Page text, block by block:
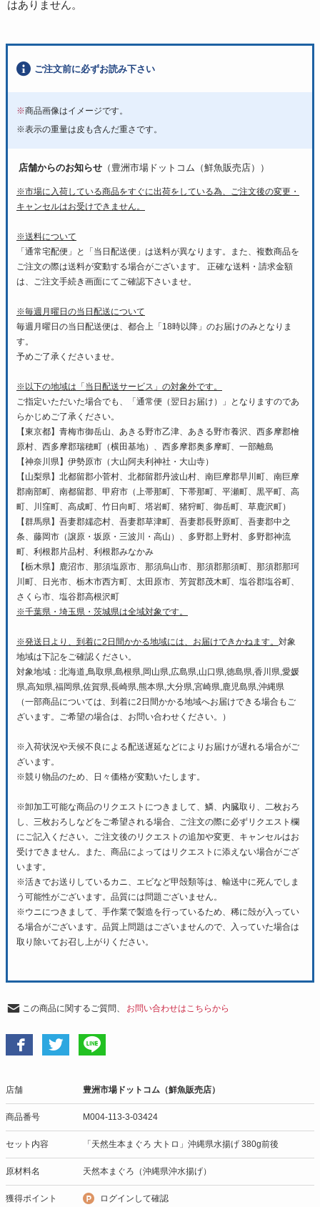
はありません。
ご注文前に必ずお読み下さい
※商品画像はイメージです。
※表示の重量は皮も含んだ重さです。
店舗からのお知らせ （豊洲市場ドットコム（鮮魚販売店））
※市場に入荷している商品をすぐに出荷をしている為、ご注文後の変更・
キャンセルはお受けできません。
※送料について
「通常宅配便」と「当日配送便」は送料が異なります。また、複数商品を
ご注文の際は送料が変動する場合がございます。 正確な送料・請求金額
は、ご注文手続き画面にてご確認下さいませ。
※毎週月曜日の当日配送について
毎週月曜日の当日配送便は、都合上「18時以降」のお届けのみとなりま
す。
予めご了承くださいませ。
※以下の地域は「当日配送サービス」の対象外です。
ご指定いただいた場合でも、「通常便（翌日お届け）」となりますのであ
らかじめご了承ください。
【東京都】青梅市御岳山、あきる野市乙津、あきる野市養沢、西多摩郡檜
原村、西多摩郡瑞穂町（横田基地）、西多摩郡奥多摩町、一部離島
【神奈川県】伊勢原市（大山阿夫利神社・大山寺）
【山梨県】北都留郡小菅村、北都留郡丹波山村、南巨摩郡早川町、南巨摩
郡南部町、南都留郡、甲府市（上帯那町、下帯那町、平瀬町、黒平町、高
町、川窪町、高成町、竹日向町、塔岩町、猪狩町、御岳町、草鹿沢町）
【群馬県】吾妻郡嬬恋村、吾妻郡草津町、吾妻郡長野原町、吾妻郡中之
条、藤岡市（譲原・坂原・三波川・高山）、多野郡上野村、多野郡神流
町、利根郡片品村、利根郡みなかみ
【栃木県】鹿沼市、那須塩原市、那須烏山市、那須郡那須町、那須郡那珂
川町、日光市、栃木市西方町、太田原市、芳賀郡茂木町、塩谷郡塩谷町、
さくら市、塩谷郡高根沢町
※千葉県・埼玉県・茨城県は全域対象です。
※発送日より、到着に2日間かかる地域には、お届けできかねます。 対象
地域は下記をご確認ください。
対象地域：北海道,鳥取県,島根県,岡山県,広島県,山口県,徳島県,香川県,愛媛
県,高知県,福岡県,佐賀県,長崎県,熊本県,大分県,宮崎県,鹿児島県,沖縄県
（一部商品については、到着に2日間かかる地域へお届けできる場合もご
ざいます。ご希望の場合は、お問い合わせください。）
※入荷状況や天候不良による配送遅延などによりお届けが遅れる場合がご
ざいます。
※競り物品のため、日々価格が変動いたします。
※卸加工可能な商品のリクエストにつきまして、鱗、内臓取り、二枚おろ
し、三枚おろしなどをご希望される場合、ご注文の際に必ずリクエスト欄
にご記入ください。ご注文後のリクエストの追加や変更、キャンセルはお
受けできません。また、商品によってはリクエストに添えない場合がござ
います。
※活きでお送りしているカニ、エビなど甲殻類等は、輸送中に死んでしま
う可能性がございます。品質には問題ございません。
※ウニにつきまして、手作業で製造を行っているため、稀に殻が入ってい
る場合がございます。品質上問題はございませんので、入っていた場合は
取り除いてお召し上がりください。
この商品に関するご質問、 お問い合わせはこちらから
店舗 豊洲市場ドットコム（鮮魚販売店）
商品番号 M004-113-3-03424
セット内容 「天然生本まぐろ 大トロ」沖縄県水揚げ 380g前後
原材料名 天然本まぐろ（沖縄県沖水揚げ）
獲得ポイント ログインして確認